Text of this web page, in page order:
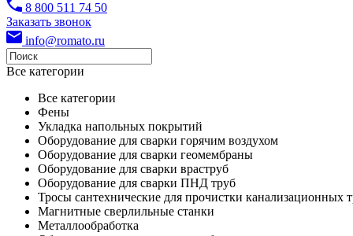
8 800 511 74 50
Заказать звонок
info@romato.ru
Все категории
Все категории
Фены
Укладка напольных покрытий
Оборудование для сварки горячим воздухом
Оборудование для сварки геомембраны
Оборудование для сварки враструб
Оборудование для сварки ПНД труб
Тросы сантехнические для прочистки канализационных
Магнитные сверлильные станки
Металлообработка